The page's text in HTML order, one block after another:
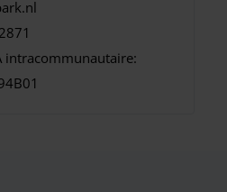
intracommunautaire: